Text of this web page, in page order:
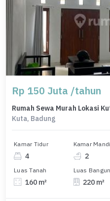
Rp 150 Juta /tahun
Rumah Sewa Murah Lokasi
Kuta, Badung
Kamar Tidur
4
Kamar Mandi
2
Luas Tanah
160 m²
Luas
220 m²